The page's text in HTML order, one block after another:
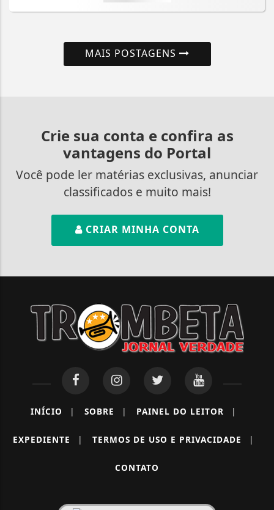
MAIS POSTAGENS
Crie sua conta e confira as
vantagens do Portal
Você pode ler matérias exclusivas, anunciar
classificados e muito mais!
CRIAR MINHA CONTA
INÍCIO | SOBRE | PAINEL DO LEITOR |
EXPEDIENTE | TERMOS DE USO E PRIVACIDADE |
CONTATO